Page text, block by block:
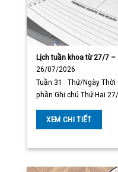
Lịch tuần khoa từ 27/7
26/07/2026
Tuần 31 Thứ/Ngày Thời
phần Ghi chú Thứ Hai
XEM CHI TIẾT